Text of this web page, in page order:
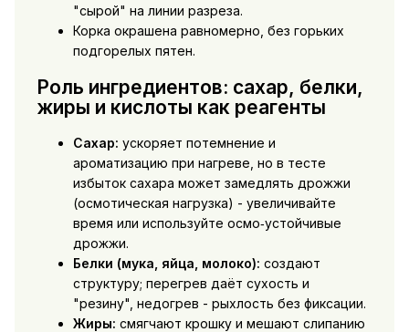
"сырой" на линии разреза.
Корка окрашена равномерно, без горьких
подгорелых пятен.
Роль ингредиентов: сахар, белки,
жиры и кислоты как реагенты
Сахар: ускоряет потемнение и
ароматизацию при нагреве, но в тесте
избыток сахара может замедлять дрожжи
(осмотическая нагрузка) - увеличивайте
время или используйте осмо‑устойчивые
дрожжи.
Белки (мука, яйца, молоко): создают
структуру; перегрев даёт сухость и
"резину", недогрев - рыхлость без фиксации.
Жиры: смягчают крошку и мешают слипанию